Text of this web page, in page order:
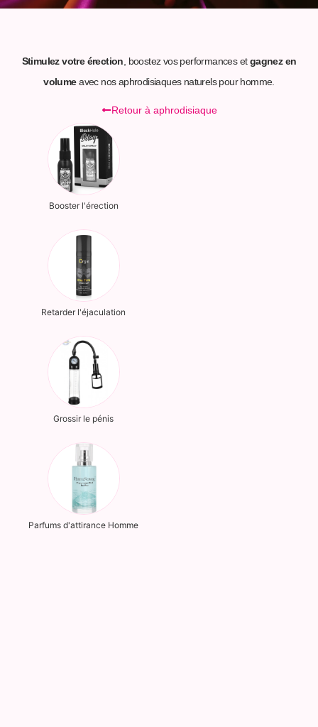
Stimulez votre érection , boostez vos performances etgagnez en
volumeavec nos aphrodisiaques naturels pour homme.
Retour à aphrodisiaque
Booster l'érection
Retarder l'éjaculation
Grossir le pénis
Parfums d'attirance Homme